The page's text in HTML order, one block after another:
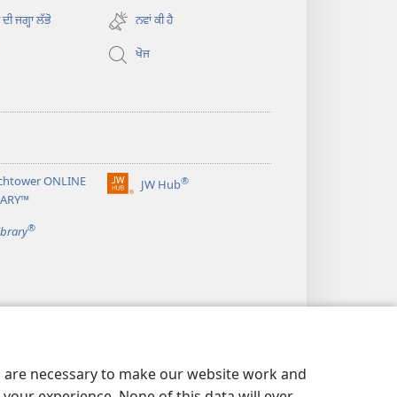
necessary to make our website work and
new
window)
ਜਗ੍ਹਾ ਲੱਭੋ ਨਵਾਂ ਕੀ ਹੈ
ਖੋਜ
ONLINE
JW Hub®
(opens
®